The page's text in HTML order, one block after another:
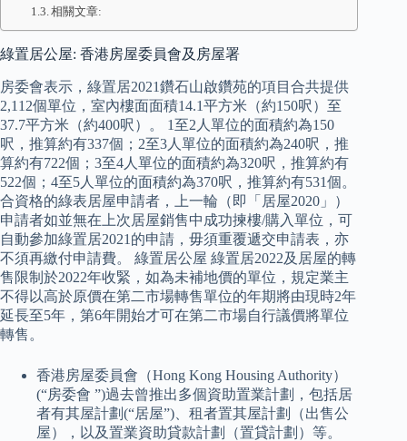
相關文章:
綠置居公屋: 香港房屋委員會及房屋署
房委會表示，綠置居2021鑽石山啟鑽苑的項目合共提供
2,112個單位，室內樓面面積14.1平方米（約150呎）至
37.7平方米（約400呎）。 1至2人單位的面積約為150
呎，推算約有337個；2至3人單位的面積約為240呎，推
算約有722個；3至4人單位的面積約為320呎，推算約有
522個；4至5人單位的面積約為370呎，推算約有531個。
合資格的綠表居屋申請者，上一輪（即「居屋2020」）
申請者如並無在上次居屋銷售中成功揀樓/購入單位，可
自動參加綠置居2021的申請，毋須重覆遞交申請表，亦
不須再繳付申請費。 綠置居公屋 綠置居2022及居屋的轉
售限制於2022年收緊，如為未補地價的單位，規定業主
不得以高於原價在第二市場轉售單位的年期將由現時2年
延長至5年，第6年開始才可在第二市場自行議價將單位
轉售。
香港房屋委員會（Hong Kong Housing Authority）
(“房委會 ”)過去曾推出多個資助置業計劃，包括居
者有其屋計劃(“居屋”)、租者置其屋計劃（出售公
屋），以及置業資助貸款計劃（置貸計劃）等。